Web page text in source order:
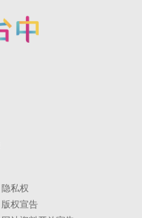
隐私权
版权宣告